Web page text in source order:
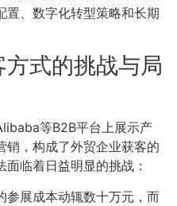
置、数字化转型策略和长期
式的挑战与局
等B2B平台上展示产
销，构成了外贸企业获客的
临着日益明显的挑战：
参展成本动辄数十万元，而